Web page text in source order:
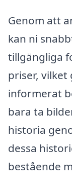
Genom att
kan ni
tillgängliga
priser,
informerat
bara ta
historia
dessa
bestående